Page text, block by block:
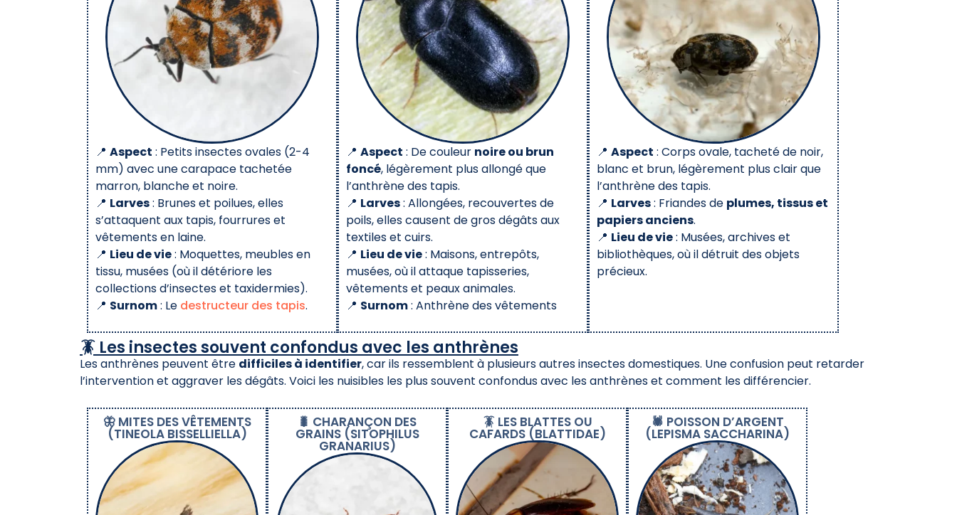
📍 Aspect : Petits insectes ovales (2-4
mm) avec une carapace tachetée
marron, blanche et noire.
📍 Larves: Brunes et poilues, elles
s’attaquent aux tapis, fourrures et
vêtements en laine.
📍 Lieu de vie: Moquettes, meubles en
tissu, musées (où il détériore les
collections d’insectes et taxidermies).
📍 Surnom: Le destructeur des tapis.
📍 Aspect : De couleur noire ou brun
foncé, légèrement plus allongé que
l’anthrène des tapis.
📍 Larves: Allongées, recouvertes de
poils, elles causent de gros dégâts aux
textiles et cuirs.
📍 Lieu de vie: Maisons, entrepôts,
musées, où il attaque tapisseries,
vêtements et peaux animales.
📍 Surnom: Anthrène des vêtements
📍 Aspect : Corps ovale, tacheté de noir,
blanc et brun, légèrement plus clair que
l’anthrène des tapis.
📍 Larves: Friandes de plumes, tissus et
papiers anciens.
📍 Lieu de vie: Musées, archives et
bibliothèques, où il détruit des objets
précieux.
🪳 Les insectes souvent confondus avec les anthrènes
Les anthrènes peuvent être difficiles à identifier, car ils ressemblent à plusieurs autres insectes domestiques. Une confusion peut retarder
l’intervention et aggraver les dégâts. Voici les nuisibles les plus souvent confondus avec les anthrènes et comment les différencier.
🦋 MITES DES VÊTEMENTS
(TINEOLA BISSELLIELLA)
🐛 CHARANÇON DES
GRAINS (SITOPHILUS
GRANARIUS)
🪳 LES BLATTES OU
CAFARDS (BLATTIDAE)
🕷️ POISSON D’ARGENT
(LEPISMA SACCHARINA)